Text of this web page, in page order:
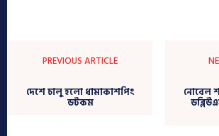
PREVIOUS ARTICLE
দেশে চালু হলো ধামাকাশপিং
ডটকম
নোবেল